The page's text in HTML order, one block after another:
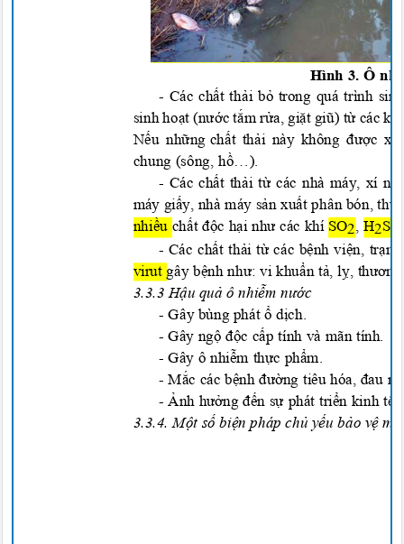
Hình 3. Ô
- Các chấtthảibỏ trong quá trình
sinh hoạt (nước tắm rửa, giặt giũ) từ các
Nếunhững chất thảinày khôngđượcx
chung (sông, hồ…).
- Các chất thải từcác nhà máy, xí
máy giấy, nhà máy sản xuấtphân bón, thu
nhiều chất độc hạinhư các khí SO , H S,
2
2
- Các chấtthải từcác bệnh viện, trạm
virut gây bệnh như: vi khuẩn tả, lỵ, thươ
3.3.3 Hậu quả ô nhiễm nước
-Gây bùng phát ổ dịch
-Gây ngộ độc cấp tính và mãn tính
-Gây ô nhiễm thực phẩm
-Mắc các bệnh đường tiêu hóa, đau
- Ảnh hưởng đến sự phát triển kinh
3.3.4. Một số biệnphápchủ yếubảo vệ